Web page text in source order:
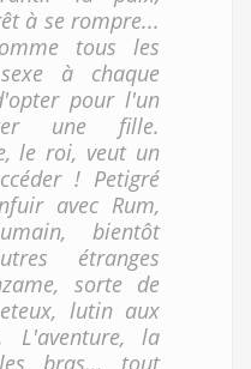
à se rompre...
tous les
à chaque
pour l'un
une fille.
le roi, veut un
! Petigré
avec Rum,
bientôt
étranges
sorte de
lutin aux
L'aventure, la
bras... tout